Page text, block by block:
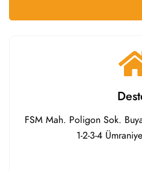
FSM Mah. Poligon Sok.
1-2-3-4